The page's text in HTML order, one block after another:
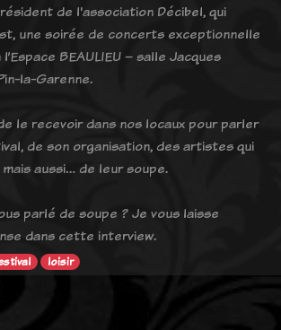
de l'association Décibel, qui
une soirée de concerts exceptionnelle
l’Espace BEAULIEU – salle Jacques
la-Garenne.
le recevoir dans nos locaux pour parler
de son organisation, des artistes qui
aussi… de leur soupe.
parlé de soupe ? Je vous laisse
dans cette interview.
loisir